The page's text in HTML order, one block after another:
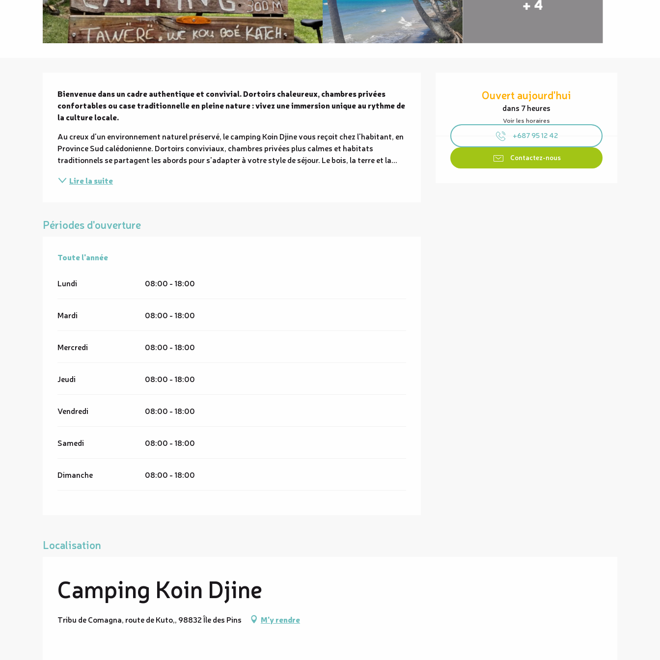
Ouvert aujourd'hui
dans 7 heures
Voir les horaires
+687 95 12 42
Contactez-nous
Description
Bienvenue dans un cadre authentique et convivial. Dortoirs chaleureux, chambres privées
confortables ou case traditionnelle en pleine nature : vivez une immersion unique au rythme de
la culture locale.
Au creux d'un environnement naturel préservé, le camping Koin Djine vous reçoit chez l'habitant, en
Province Sud calédonienne. Dortoirs conviviaux, chambres privées plus calmes et habitats
traditionnels se partagent les abords pour s'adapter à votre style de séjour. Le bois, la terre et la...
Lire la suite
Périodes d'ouverture
Toute l'année
Toute l'année
Lundi 08:00 - 18:00
Mardi 08:00 - 18:00
Mercredi 08:00 - 18:00
Jeudi 08:00 - 18:00
Vendredi 08:00 - 18:00
Samedi 08:00 - 18:00
Dimanche 08:00 - 18:00
Localisation
Camping Koin Djine
Tribu de Comagna, route de Kuto,, 98832 Île des Pins M'y rendre